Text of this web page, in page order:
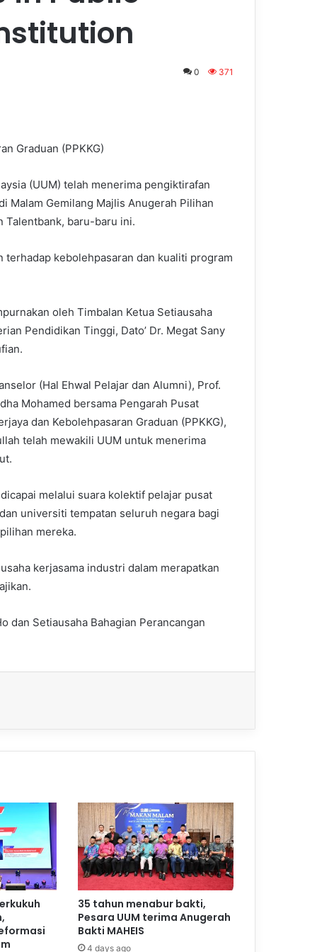
0 371
Graduan (PPKKG)
(UUM) telah menerima pengiktirafan
Malam Gemilang Majlis Anugerah Pilihan
Talentbank, baru-baru ini.
kebolehpasaran dan kualiti program
oleh Timbalan Ketua Setiausaha
Pendidikan Tinggi, Dato’ Dr. Megat Sany
(Hal Ehwal Pelajar dan Alumni), Prof.
Mohamed bersama Pengarah Pusat
dan Kebolehpasaran Graduan (PPKKG),
telah mewakili UUM untuk menerima
melalui suara kolektif pelajar pusat
universiti tempatan seluruh negara bagi
mereka.
kerjasama industri dalam merapatkan
dan Setiausaha Bahagian Perancangan
35 tahun menabur bakti,
Pesara UUM terima Anugerah
Bakti MAHEIS
4 days ago